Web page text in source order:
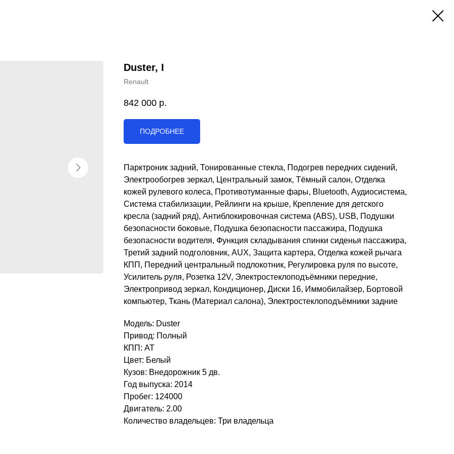
Duster, I
Renault
842 000 р.
ПОДРОБНЕЕ
Парктроник задний, Тонированные стекла, Подогрев передних сидений,
Электрообогрев зеркал, Центральный замок, Тёмный салон, Отделка
кожей рулевого колеса, Противотуманные фары, Bluetooth, Аудиосистема,
Система стабилизации, Рейлинги на крыше, Крепление для детского
кресла (задний ряд), Антиблокировочная система (ABS), USB, Подушки
безопасности боковые, Подушка безопасности пассажира, Подушка
безопасности водителя, Функция складывания спинки сиденья пассажира,
Третий задний подголовник, AUX, Защита картера, Отделка кожей рычага
КПП, Передний центральный подлокотник, Регулировка руля по высоте,
Усилитель руля, Розетка 12V, Электростеклоподъёмники передние,
Электропривод зеркал, Кондиционер, Диски 16, Иммобилайзер, Бортовой
компьютер, Ткань (Материал салона), Электростеклоподъёмники задние
Модель: Duster
Привод: Полный
КПП: AT
Цвет: Белый
Кузов: Внедорожник 5 дв.
Год выпуска: 2014
Пробег: 124000
Двигатель: 2.00
Количество владельцев: Три владельца